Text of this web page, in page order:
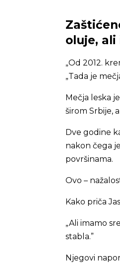
oluje,
„Od 2012.
„Tada je
Mečja leska
širom Srbije,
Dve godine
nakon čega je
površinama.
Ovo –
Kako priča
„Ali imamo
stabla.”
Njegovi